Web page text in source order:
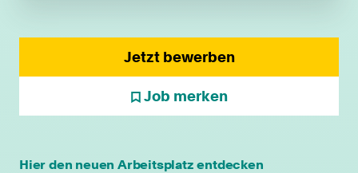
Jetzt bewerben
Job merken
Hier den neuen Arbeitsplatz entdecken